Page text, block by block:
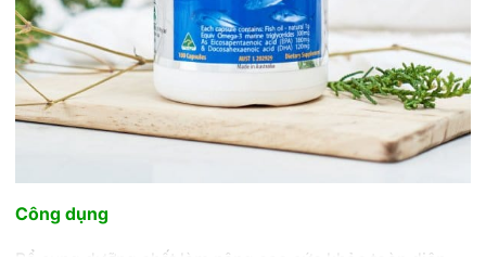
Công dụng
Bổ sung dưỡng chất làm nâng cao sức khỏe toàn diện